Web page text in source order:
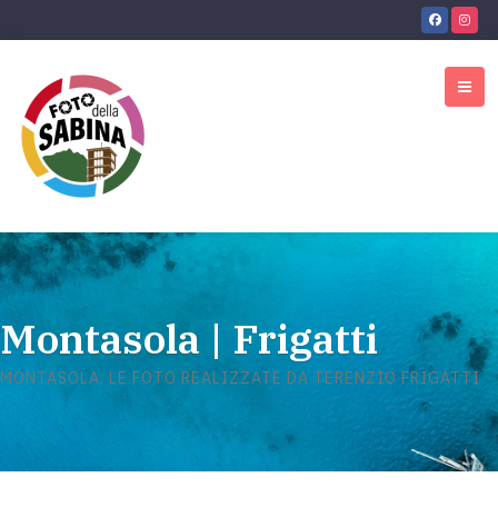
Montasola | Frigatti
MONTASOLA: LE FOTO REALIZZATE DA TERENZIO FRIGATTI